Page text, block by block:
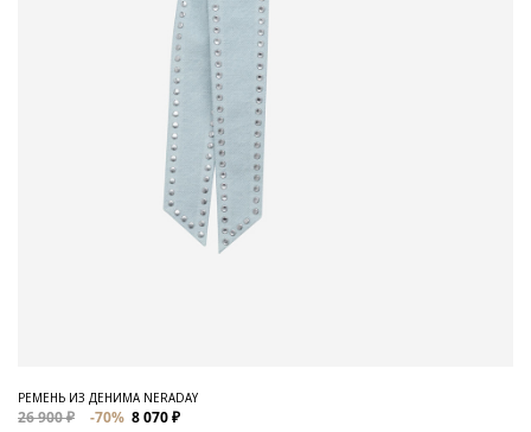
РЕМЕНЬ ИЗ ДЕНИМА NERADAY
26 900 ₽ -70% 8 070 ₽